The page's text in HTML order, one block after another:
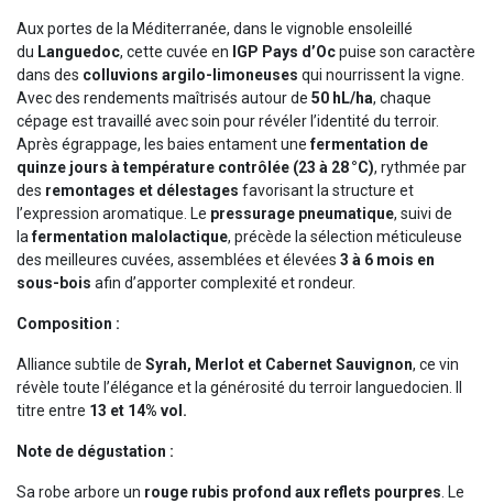
Aux portes de la Méditerranée, dans le vignoble ensoleillé
du Languedoc, cette cuvée en IGP Pays d’Ocpuise son caractère
dans des colluvions argilo-limoneuses qui nourrissent la vigne.
Avec des rendements maîtrisés autour de 50 hL/ha, chaque
cépage est travaillé avec soin pour révéler l’identité du terroir.
Après égrappage, les baies entament unefermentation de
quinze jours à température contrôlée (23 à 28 °C), rythmée par
des remontages et délestages favorisant la structure et
l’expression aromatique. Le pressurage pneumatique, suivi de
lafermentation malolactique, précède la sélection méticuleuse
des meilleures cuvées, assemblées et élevées 3 à 6 mois en
sous-bois afin d’apporter complexité et rondeur.
Composition :
Alliance subtile de Syrah, Merlot et Cabernet Sauvignon, ce vin
révèle toute l’élégance et la générosité du terroir languedocien. Il
titre entre 13 et 14% vol.
Note de dégustation :
Sa robe arbore un rouge rubis profond aux reflets pourpres. Le